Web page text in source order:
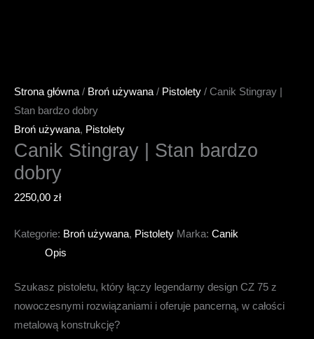
Strona główna/ Broń używana/ Pistolety / Canik Stingray |
Stan bardzo dobry
Broń używana, Pistolety
Canik Stingray | Stan bardzo
dobry
2250,00 zł
Kategorie: Broń używana, Pistolety Marka: Canik
Opis
Szukasz pistoletu, który łączy legendarny design CZ 75 z
nowoczesnymi rozwiązaniami i oferuje pancerną, w całości
metalową konstrukcję?